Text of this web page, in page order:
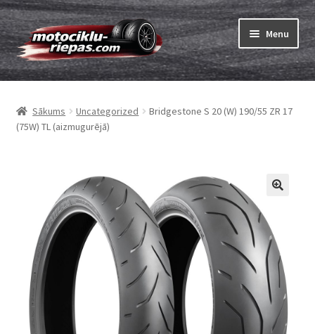
Skip
to
navigation
Skip
to
content
Menu
Riepas
Expand
menu
Kameras
Expand
Viss par riepām
Expand
Tests
Zīmoli
Expand
child
menu
Kontakti
Sākums Uncategorized
Bridgestone S 20 (W) 190/55 ZR 17
(75W) TL (aizmugurējā)